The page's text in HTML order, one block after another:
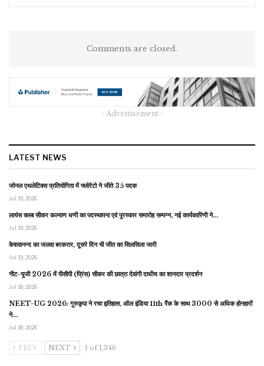
Comments are closed.
- Advertisement -
LATEST NEWS
जोनल एथलेटिक्स प्रतियोगिता में फ्लोरेटो ने जीते 35 पदक
Jul 19, 2026
लायंस क्लब सीकर कल्याण धणी का पदस्थापना एवं पुरस्कार समारोह सम्पन्न, नई कार्यकारिणी ने…
Jul 19, 2026
केशवानन्द का जलवा बरकरार, दूसरे दिन भी जीत का सिलसिला जारी
Jul 19, 2026
नीट-यूजी 2026 में पीसीपी (प्रिंस) सीकर की छात्रा देवांगी दाधीच का शानदार प्रदर्शन
Jul 18, 2026
NEET-UG 2026: गुरुकृपा ने रचा इतिहास, ऑल इंडिया 11th रैंक के साथ 3000 से अधिक होनहारों
ने…
Jul 18, 2026
PREV NEXT 1 of 1,346